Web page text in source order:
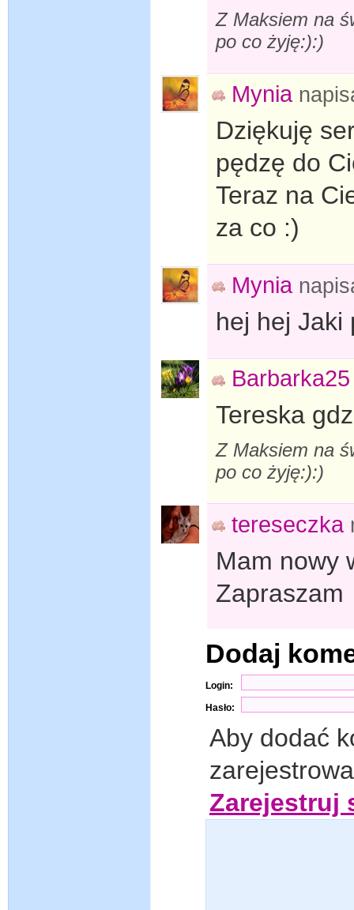
Z Maksiem na
po co żyję:):)
Mynia
Dziękuję
pędzę do
Teraz na
za co :)
Mynia
hej hej Jaki
Barbarka25
Tereska
Z Maksiem na
po co żyję:):)
tereseczka
Mam nowy
Zapraszam
Dodaj
Login:
Hasło:
Aby dodać
Zarejestruj